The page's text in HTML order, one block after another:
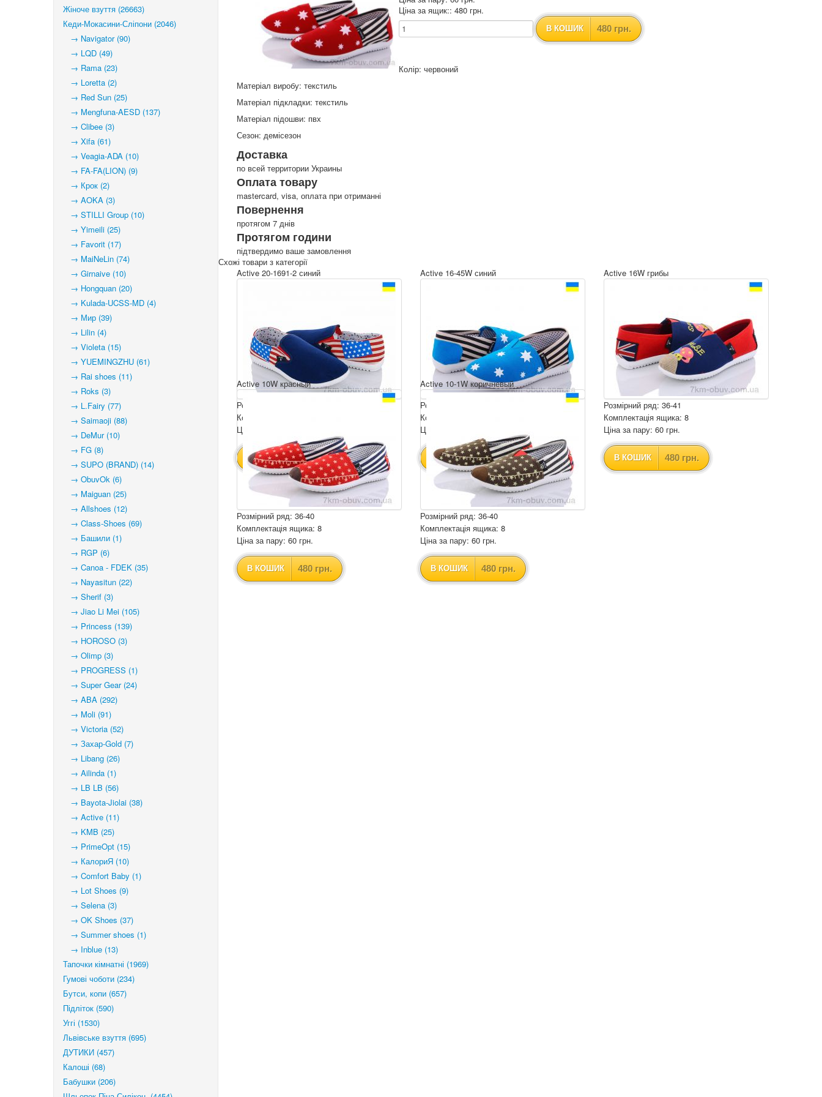
Жіноче взуття (26663)
Кеди-Мокасини-Сліпони (2046)
→ Navigator (90)
→ LQD (49)
→ Rama (23)
→ Loretta (2)
→ Red Sun (25)
→ Mengfuna-AESD (137)
→ Clibee (3)
→ Xifa (61)
→ Veagia-ADA (10)
→ FA-FA(LION) (9)
→ Крок (2)
→ AOKA (3)
→ STILLI Group (10)
→ Yimeili (25)
→ Favorit (17)
→ MaiNeLin (74)
→ Girnaive (10)
→ Hongquan (20)
→ Kulada-UCSS-MD (4)
→ Мир (39)
→ Lilin (4)
→ Violeta (15)
→ YUEMINGZHU (61)
→ Rai shoes (11)
→ Roks (3)
→ L.Fairy (77)
→ Saimaoji (88)
→ DeMur (10)
→ FG (8)
→ SUPO (BRAND) (14)
→ ObuvOk (6)
→ Maiguan (25)
→ Allshoes (12)
→ Class-Shoes (69)
→ Башили (1)
→ RGP (6)
→ Canoa - FDEK (35)
→ Nayasitun (22)
→ Sherif (3)
→ Jiao Li Mei (105)
→ Princess (139)
→ HOROSO (3)
→ Olimp (3)
→ PROGRESS (1)
→ Super Gear (24)
→ ABA (292)
→ Moli (91)
→ Victoria (52)
→ Захар-Gold (7)
→ Libang (26)
→ Ailinda (1)
→ LB LB (56)
→ Bayota-Jiolai (38)
→ Active (11)
→ KMB (25)
→ PrimeOpt (15)
→ КалориЯ (10)
→ Comfort Baby (1)
→ Lot Shoes (9)
→ Selena (3)
→ OK Shoes (37)
→ Summer shoes (1)
→ Inblue (13)
Тапочки кімнатні (1969)
Гумові чоботи (234)
Бутси, копи (657)
Підліток (590)
Уггі (1530)
Львівське взуття (695)
ДУТИКИ (457)
Калоші (68)
Бабушки (206)
Ціна за ящик:: 480 грн.
В КОШИК 480 грн.
Колір: червоний
Матеріал виробу: текстиль
Матеріал підкладки: текстиль
Матеріал підошви: пвх
Сезон: демісезон
Доставка
по всей территории Украины
Оплата товару
mastercard, visa, оплата при отриманні
Повернення
протягом 7 днів
Протягом години
підтвердимо ваше замовлення
Схожі товари з категорії
Active 20-1691-2 синий
Розмірний ряд: 36-41
Комплектація ящика: 8
Ціна за пару: 60 грн.
В КОШИК 480 грн.
Active 16-45W синий
Розмірний ряд: 36-41
Комплектація ящика: 8
Ціна за пару: 60 грн.
В КОШИК 480 грн.
Active 16W грибы
Розмірний ряд: 36-41
Комплектація ящика: 8
Ціна за пару: 60 грн.
В КОШИК 480 грн.
Active 10W красный
Розмірний ряд: 36-40
Комплектація ящика: 8
Ціна за пару: 60 грн.
В КОШИК 480 грн.
Active 10-1W коричневый
Розмірний ряд: 36-40
Комплектація ящика: 8
Ціна за пару: 60 грн.
В КОШИК 480 грн.